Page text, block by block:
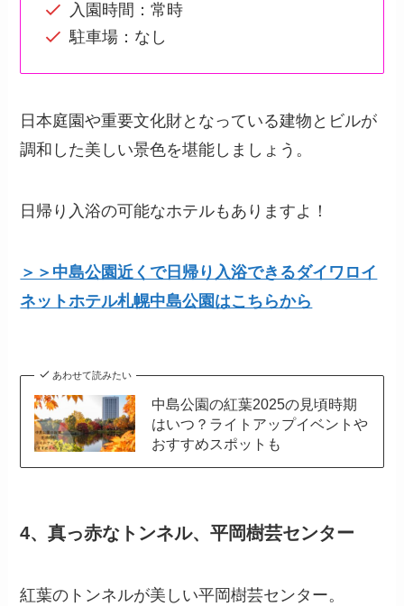
入園時間：常時
駐車場：なし
日本庭園や重要文化財となっている建物とビルが
調和した美しい景色を堪能しましょう。
日帰り入浴の可能なホテルもありますよ！
＞＞中島公園近くで日帰り入浴できるダイワロイ
ネットホテル札幌中島公園はこちらから
あわせて読みたい
中島公園の紅葉2025の見頃時期
はいつ？ライトアップイベントや
おすすめスポットも
4、真っ赤なトンネル、平岡樹芸センター
紅葉のトンネルが美しい平岡樹芸センター。